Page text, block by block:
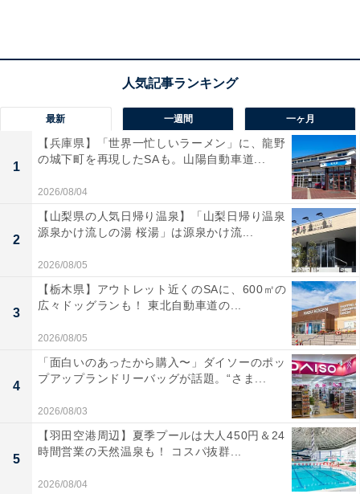
予算が足りないときは…
招待客を減らせばそれだけかかる費用は減るので、招待
客を見直すのもひとつの方法だというのが粂氏の意見。
さらには思い切って会場側に相談してみるのもいい。
「どうしてもこの会場で結婚式を挙げたいのだけれど、
予算はぎりぎりで●●●万円までしか出せません。どうに
か予算内でお願いできませんか？」と誠意をもって交渉
すれば道が拓けるかもしれないという。
最新 一週間 一ヶ月
1
【兵庫県】「世界一忙しいラーメン」に、龍野
の城下町を再現したSAも。山陽自動車道...
2026/08/04
2
【山梨県の人気日帰り温泉】「山梨日帰り温泉
源泉かけ流しの湯 桜湯」は源泉かけ流...
2026/08/05
3
【栃木県】アウトレット近くのSAに、600㎡の
広々ドッグランも！ 東北自動車道の...
2026/08/05
4
「面白いのあったから購入〜」ダイソーのポッ
プアップランドリーバッグが話題。“さま...
2026/08/03
5
【羽田空港周辺】夏季プールは大人450円＆24
時間営業の天然温泉も！ コスパ抜群...
2026/08/04